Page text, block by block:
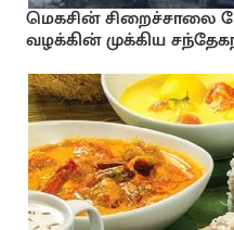
மெகசின்
வழக்கின் முக்கிய